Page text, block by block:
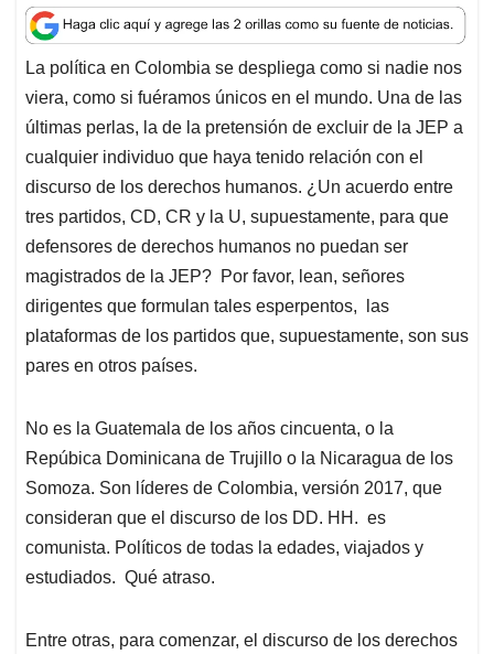
a
t
s
A
p
p
c
e
b
o
o
k
n
k
e
d
I
n
a
i
l
r
e
a
d
s
La política en Colombia se despliega como si nadie nos
viera, como si fuéramos únicos en el mundo. Una de las
últimas perlas, la de la pretensión de excluir de la JEP a
cualquier individuo que haya tenido relación con el
discurso de los derechos humanos. ¿Un acuerdo entre
tres partidos, CD, CR y la U, supuestamente, para que
defensores de derechos humanos no puedan ser
magistrados de la JEP? Por favor, lean, señores
dirigentes que formulan tales esperpentos, las
plataformas de los partidos que, supuestamente, son sus
pares en otros países.
No es la Guatemala de los años cincuenta, o la
Repúbica Dominicana de Trujillo o la Nicaragua de los
Somoza. Son líderes de Colombia, versión 2017, que
consideran que el discurso de los DD. HH. es
comunista. Políticos de todas la edades, viajados y
estudiados. Qué atraso.
Entre otras, para comenzar, el discurso de los derechos